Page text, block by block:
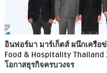
อินฟอร์มา มาร์เก็ตส์ ผนึกเครือ
Food & Hospitality Thailand
โอกาสธุรกิจครบวงจร